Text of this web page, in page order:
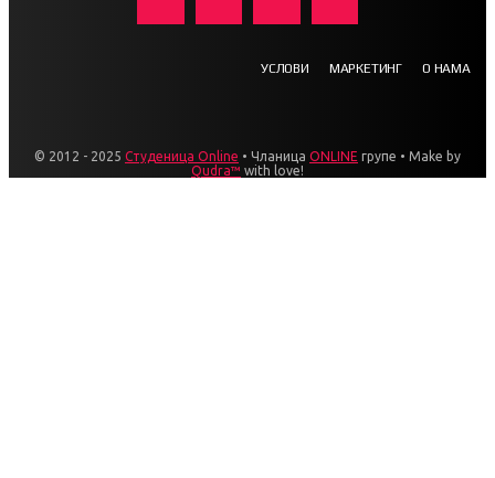
УСЛОВИ МАРКЕТИНГ О НАМА
© 2012 - 2025 Студеница Online • Чланица ONLINE групе • Make by
Qudra™ with love!